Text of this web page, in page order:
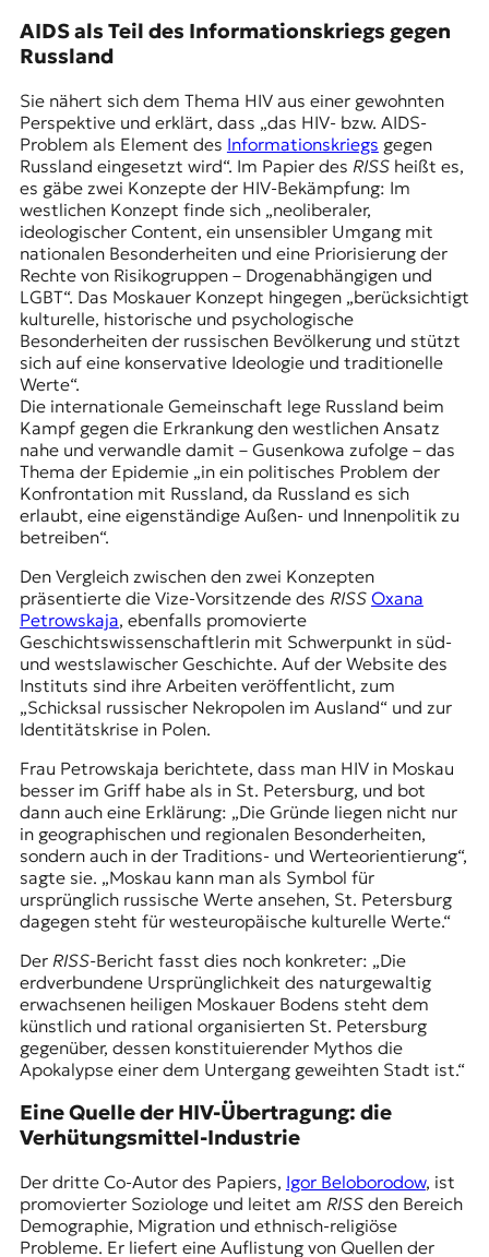
u
r
o
p
a
AIDS als Teil des Informationskriegs gegen
Russland
Sie nähert sich dem Thema HIV aus einer gewohnten
Perspektive und erklärt, dass „das HIV- bzw. AIDS-
Problem als Element des Informationskriegs gegen
Russland eingesetzt wird“. Im Papier des RISSheißt es,
es gäbe zwei Konzepte der HIV-Bekämpfung: Im
westlichen Konzept finde sich „neoliberaler,
ideologischer Content, ein unsensibler Umgang mit
nationalen Besonderheiten und eine Priorisierung der
Rechte von Risikogruppen – Drogenabhängigen und
LGBT“. Das Moskauer Konzept hingegen „berücksichtigt
kulturelle, historische und psychologische
Besonderheiten der russischen Bevölkerung und stützt
sich auf eine konservative Ideologie und traditionelle
Werte“.
Die internationale Gemeinschaft lege Russland beim
Kampf gegen die Erkrankung den westlichen Ansatz
nahe und verwandle damit – Gusenkowa zufolge – das
Thema der Epidemie „in ein politisches Problem der
Konfrontation mit Russland, da Russland es sich
erlaubt, eine eigenständige Außen- und Innenpolitik zu
betreiben“.
Den Vergleich zwischen den zwei Konzepten
präsentierte die Vize-Vorsitzende des RISS Oxana
Petrowskaja, ebenfalls promovierte
Geschichtswissenschaftlerin mit Schwerpunkt in süd-
und westslawischer Geschichte. Auf der Website des
Instituts sind ihre Arbeiten veröffentlicht, zum
„Schicksal russischer Nekropolen im Ausland“ und zur
Identitätskrise in Polen.
Frau Petrowskaja berichtete, dass man HIV in Moskau
besser im Griff habe als in St. Petersburg, und bot
dann auch eine Erklärung: „Die Gründe liegen nicht nur
in geographischen und regionalen Besonderheiten,
sondern auch in der Traditions- und Werteorientierung“,
sagte sie. „Moskau kann man als Symbol für
ursprünglich russische Werte ansehen, St. Petersburg
dagegen steht für westeuropäische kulturelle Werte.“
Der RISS-Bericht fasst dies noch konkreter: „Die
erdverbundene Ursprünglichkeit des naturgewaltig
erwachsenen heiligen Moskauer Bodens steht dem
künstlich und rational organisierten St. Petersburg
gegenüber, dessen konstituierender Mythos die
Apokalypse einer dem Untergang geweihten Stadt ist.“
Eine Quelle der HIV-Übertragung: die
Verhütungsmittel-Industrie
Der dritte Co-Autor des Papiers, Igor Beloborodow, ist
promovierter Soziologe und leitet am RISSden Bereich
Demographie, Migration und ethnisch-religiöse
Probleme. Er liefert eine Auflistung von Quellen der